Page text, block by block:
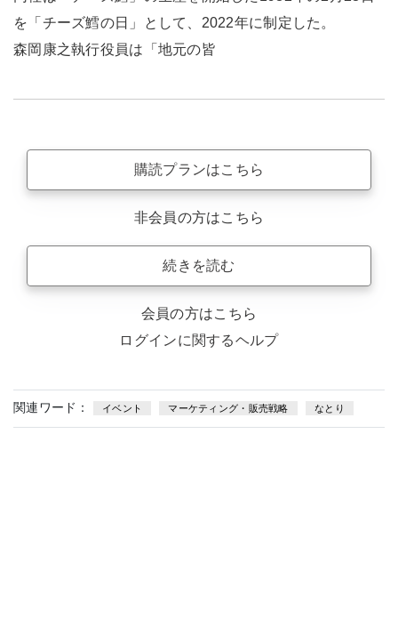
を「チーズ鱈の日」として、2022年に制定した。
森岡康之執行役員は「地元の皆
購読プランはこちら
非会員の方はこちら
続きを読む
会員の方はこちら
ログインに関するヘルプ
関連ワード： イベント マーケティング・販売戦略 なとり